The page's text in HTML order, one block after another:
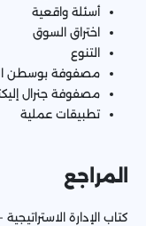
أسئلة واقعية
اختراق السوق
التنوع
مصفوفة بوسطن
مصفوفة جنرال
تطبيقات عملية
المراجع
كتاب الإدارة